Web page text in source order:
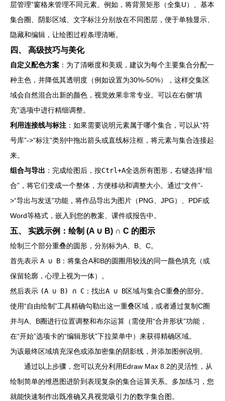
层管理”窗格来管理不同元素。例如，将背景矩形（全集U）、基本
集合圈、阴影区域、文字标注分别放在不同图层，便于单独显示、
隐藏和编辑，让绘图过程条理清晰。
四、 高级技巧与美化
自定义配色方案 ：为了清晰度和美观，建议为每个主要集合分配一
种主色，并降低其透明度（例如设置为30%-50%），这样交集区
域会自然混合出新的颜色，视觉效果非常专业。可以在右侧“填
充”选项中进行精细调整。
利用连接线与标注 ：如果需要说明元素属于哪个集合，可以从“符
号库”->“标注”类别中拖出箭头或直线标注框，将元素与集合连接起
来。
组合与导出 ：完成绘图后，按Ctrl+A全选所有图形，右键选择“组
合”，将它们变成一个整体，方便移动和调整大小。通过“文件”-
>“导出与发送”功能，将作品导出为图片（PNG、JPG）、PDF或
Word等格式，嵌入到您的教案、课件或报告中。
五、 实践示例：绘制 (A ∪ B) ∩ C 的图示
绘制三个部分重叠的圆形，分别标为A、B、C。
首先表示 A ∪ B ：将集合A和B的圆圈用较浅的同一颜色填充（或
保留轮廓，心理上视为一体）。
然后表示 (A ∪ B) ∩ C ：找出A ∪ B区域与集合C重叠的部分。
使用“自由绘制”工具精确勾勒出这一重叠区域，或者通过复制C圈
并与A、B圈进行位置调整和布尔运算（需使用“合并形状”功能，
在“开始”选项卡的“编辑形状”下拉菜单中）来获得精确区域。
为该最终区域填充深色或添加密集的阴影线，并添加图例说明。
通过以上步骤，您可以充分利用Edraw Max 8.2的灵活性，从
绘制简单的维恩图进阶到表现复杂的集合运算关系。多加练习，您
就能快速制作出既准确又具视觉吸引力的数学集合图。